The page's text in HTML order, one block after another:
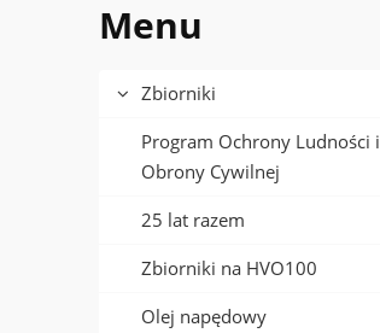
Menu
Zbiorniki
Program Ochrony Ludności i
Obrony Cywilnej
25 lat razem
Zbiorniki na HVO100
Olej napędowy